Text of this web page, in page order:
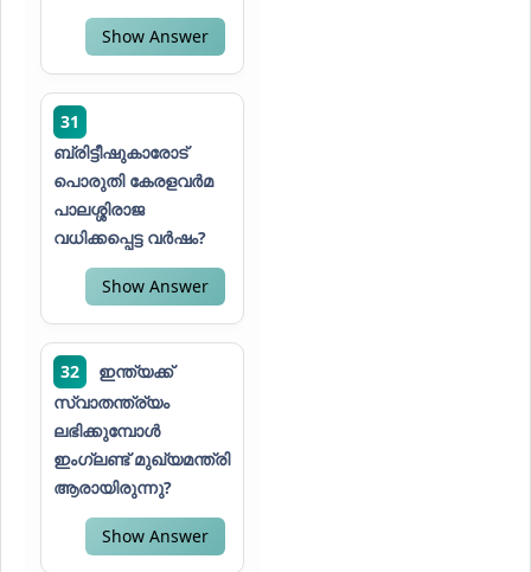
Show Answer
31
ബ്രിട്ടീഷുകാരോട്
പൊരുതി കേരളവർമ
പാലശ്ശിരാജ
വധിക്കപ്പെട്ട വർഷം?
Show Answer
32
ഇന്ത്യക്ക്
സ്വാതന്ത്ര്യം
ലഭിക്കുമ്പോൾ
ഇംഗ്ലണ്ട് മുഖ്യമന്ത്രി
ആരായിരുന്നു?
Show Answer